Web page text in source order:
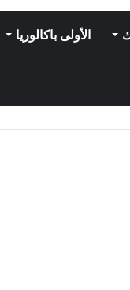
الأولى باكالوريا